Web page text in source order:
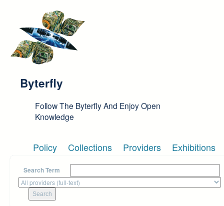
Byterfly
Follow The Byterfly And Enjoy Open
Knowledge
Policy Collections Providers Exhibitions
Search Term